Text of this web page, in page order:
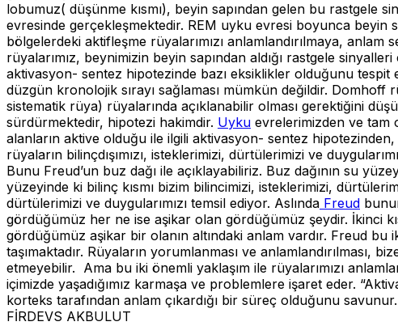
lobumuz( düşünme kısmı), beyin sapından gelen bu rastgele
evresinde gerçekleşmektedir. REM uyku evresi boyunca beyin
bölgelerdeki aktifleşme rüyalarımızı anlamlandırılmaya,
rüyalarımız, beynimizin beyin sapından aldığı rastgele
aktivasyon- sentez hipotezinde bazı eksiklikler olduğunu tespit
düzgün kronolojik sırayı sağlaması mümkün değildir.
sistematik rüya) rüyalarında açıklanabilir olması gerektiğini
sürdürmektedir, hipotezi hakimdir. Uyku evrelerimizden ve tam
alanların aktive olduğu ile ilgili aktivasyon- sentez
rüyaların bilinçdışımızı, isteklerimizi, dürtülerimizi ve
Bunu Freud’un buz dağı ile açıklayabiliriz. Buz dağının su
yüzeyinde ki bilinç kısmı bizim bilincimizi, isteklerimizi,
dürtülerimizi ve duygularımızı temsil ediyor. Aslında Freud
gördüğümüz her ne ise aşikar olan gördüğümüz şeydir. İkinci
gördüğümüz aşikar bir olanın altındaki anlam vardır. Freud bu
taşımaktadır. Rüyaların yorumlanması ve anlamlandırılması,
etmeyebilir. Ama bu iki önemli yaklaşım ile rüyalarımızı
içimizde yaşadığımız karmaşa ve problemlere işaret eder.
korteks tarafından anlam çıkardığı bir süreç olduğunu
FİRDEVS AKBULUT